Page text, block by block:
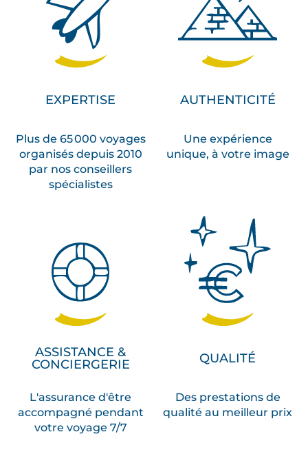
EXPERTISE
Plus de 65 000 voyages
organisés depuis 2010
par nos conseillers
spécialistes
AUTHENTICITÉ
Une expérience
unique, à votre image
ASSISTANCE &
CONCIERGERIE
L'assurance d'être
accompagné pendant
votre voyage 7/7
QUALITÉ
Des prestations de
qualité au meilleur prix